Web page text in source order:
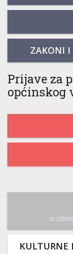
ZAKONI I
Prijave za
općinskog
KULTURNE